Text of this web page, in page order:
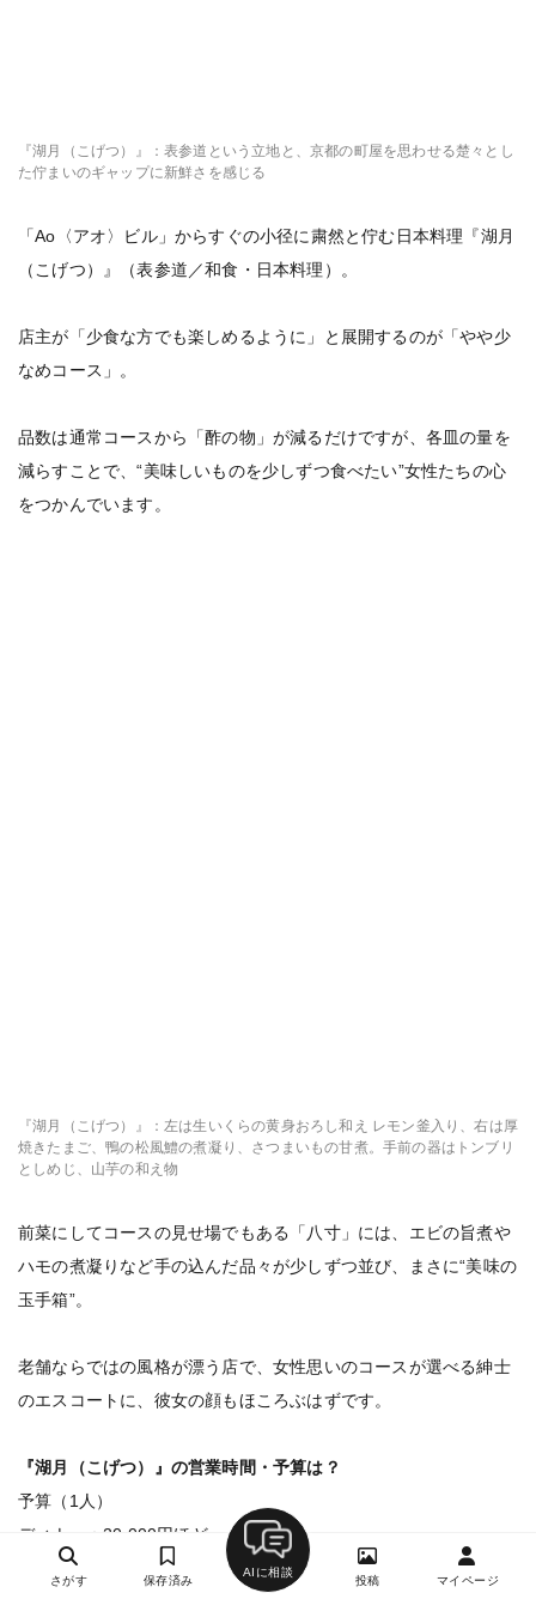
『湖月（こげつ）』：表参道という立地と、京都の町屋を思わせる楚々とし
た佇まいのギャップに新鮮さを感じる
「Ao〈アオ〉ビル」からすぐの小径に粛然と佇む日本料理『湖月
（こげつ）』（表参道／和食・日本料理）。
店主が「少食な方でも楽しめるように」と展開するのが「やや少
なめコース」。
品数は通常コースから「酢の物」が減るだけですが、各皿の量を
減らすことで、“美味しいものを少しずつ食べたい”女性たちの心
をつかんでいます。
『湖月（こげつ）』：左は生いくらの黄身おろし和え レモン釜入り、右は厚
焼きたまご、鴨の松風鱧の煮凝り、さつまいもの甘煮。手前の器はトンブリ
としめじ、山芋の和え物
前菜にしてコースの見せ場でもある「八寸」には、エビの旨煮や
ハモの煮凝りなど手の込んだ品々が少しずつ並び、まさに“美味の
玉手箱”。
老舗ならではの風格が漂う店で、女性思いのコースが選べる紳士
のエスコートに、彼女の顔もほころぶはずです。
『湖月（こげつ）』の営業時間・予算は？
予算（1人）
ディナー：20,000円ほど
ランチ：2,000円ほど
さがす 保存済み
AIに相談
投稿 マイページ